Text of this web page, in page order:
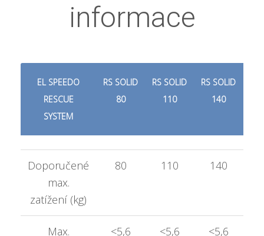
informace
EL SPEEDO
RESCUE
SYSTEM
RS SOLID
80
RS SOLID
110
RS SOLID
140
Doporučené
max.
zatížení (kg)
80 110 140
Max. <5,6 <5,6 <5,6